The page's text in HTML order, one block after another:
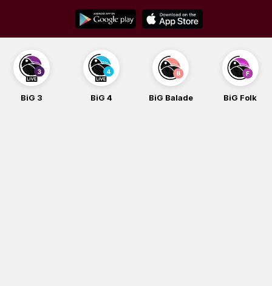
content
BiG 3 BiG 4 BiG Balade BiG Folk